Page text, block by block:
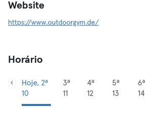
Website
https://www.outdoorgym.de/
Horário
Hoje, 2ª
10
3ª
11
4ª
12
5ª
13
6ª
14